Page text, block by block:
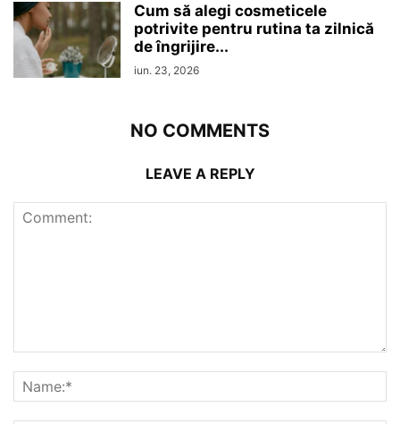
Cum să alegi cosmeticele
potrivite pentru rutina ta zilnică
de îngrijire...
iun. 23, 2026
NO COMMENTS
LEAVE A REPLY